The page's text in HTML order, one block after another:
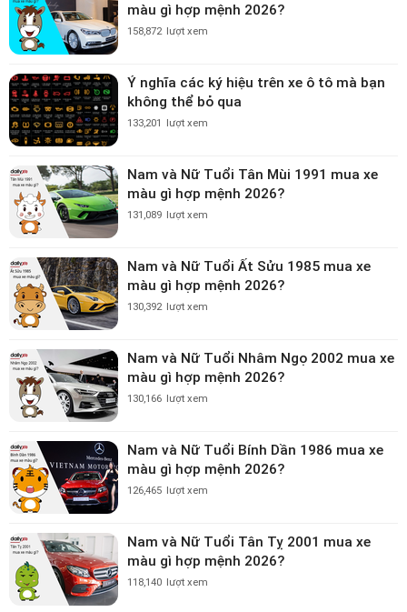
màu gì hợp mệnh 2026?
158,872 lượt xem
Ý nghĩa các ký hiệu trên xe ô tô mà bạn
không thể bỏ qua
133,201 lượt xem
Nam và Nữ Tuổi Tân Mùi 1991 mua xe
màu gì hợp mệnh 2026?
131,089 lượt xem
Nam và Nữ Tuổi Ất Sửu 1985 mua xe
màu gì hợp mệnh 2026?
130,392 lượt xem
Nam và Nữ Tuổi Nhâm Ngọ 2002 mua xe
màu gì hợp mệnh 2026?
130,166 lượt xem
Nam và Nữ Tuổi Bính Dần 1986 mua xe
màu gì hợp mệnh 2026?
126,465 lượt xem
Nam và Nữ Tuổi Tân Tỵ 2001 mua xe
màu gì hợp mệnh 2026?
118,140 lượt xem